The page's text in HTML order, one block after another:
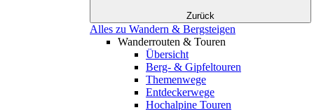
Zurück
Alles zu Wandern & Bergsteigen
Wanderrouten & Touren
Übersicht
Berg- & Gipfeltouren
Themenwege
Entdeckerwege
Hochalpine Touren